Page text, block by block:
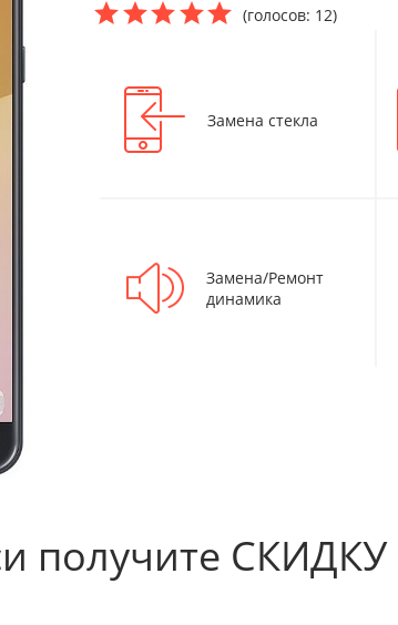
(голосов: 12)
Замена стекла
Замена/Ремонт
динамика
получите СКИДКУ